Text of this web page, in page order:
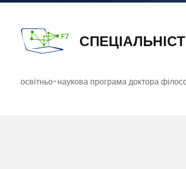
освітньо-наукова програма доктора